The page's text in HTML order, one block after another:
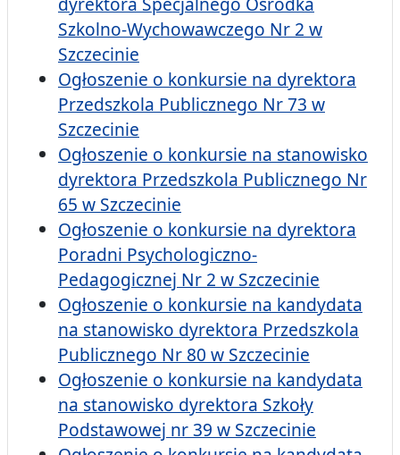
Szkolno-Wychowawczego Nr 2 w
Szczecinie
Ogłoszenie o konkursie na dyrektora
Przedszkola Publicznego Nr 73 w
Szczecinie
Ogłoszenie o konkursie na stanowisko
dyrektora Przedszkola Publicznego Nr
65 w Szczecinie
Ogłoszenie o konkursie na dyrektora
Poradni Psychologiczno-
Pedagogicznej Nr 2 w Szczecinie
Ogłoszenie o konkursie na kandydata
na stanowisko dyrektora Przedszkola
Publicznego Nr 80 w Szczecinie
Ogłoszenie o konkursie na kandydata
na stanowisko dyrektora Szkoły
Podstawowej nr 39 w Szczecinie